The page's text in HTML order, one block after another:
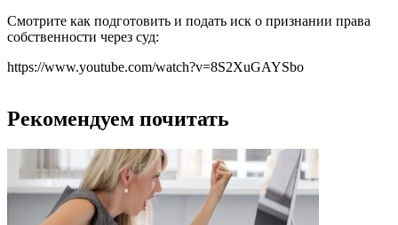
Смотрите как подготовить и подать иск о признании права
собственности через суд:
https://www.youtube.com/watch?v=8S2XuGAYSbo
Рекомендуем почитать